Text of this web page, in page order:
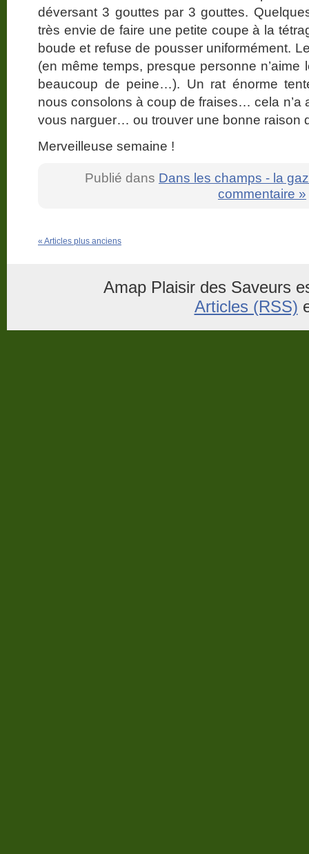
déversant 3 gouttes par 3 gouttes.
très envie de faire une petite coupe à la
boude et refuse de pousser uniformément.
(en même temps, presque personne
beaucoup de peine…). Un rat énorme
nous consolons à coup de fraises… cela n’a
vous narguer… ou trouver une bonne raison
Merveilleuse semaine !
Publié dans Dans les champs - la
commentaire »
« Articles plus anciens
Amap Plaisir des Saveurs
Articles (RSS)